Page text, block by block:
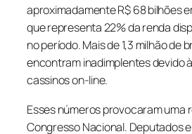
aproximadamente R$ 68 bilhões
que representa 22% da renda
no período. Mais de 1,3 milhão de
encontram inadimplentes devido
cassinos on-line.
Esses números provocaram uma
Congresso Nacional. Deputados